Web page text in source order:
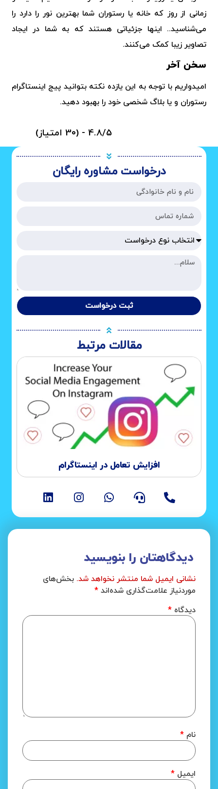
درخواست مشاوره رایگان
ثبت درخواست
مقالات مرتبط
افزایش تعامل در اینستاگرام
زمانی از روز که خانه یا رستوران شما بهترین نور را دارد را
می‌شناسید.. اینها جزئیاتی هستند که به شما در ایجاد
تصاویر زیبا کمک می‌کنند.
سخن آخر
امیدواریم با توجه به این یازده نکته بتوانید پیج اینستاگرام
رستوران و یا بلاگ شخصی خود را بهبود دهید.
4.8/5 - (30 امتیاز)
دیدگاهتان را بنویسید
نشانی ایمیل شما منتشر نخواهد شد. بخش‌های
موردنیاز علامت‌گذاری شده‌اند *
دیدگاه *
نام *
ایمیل *